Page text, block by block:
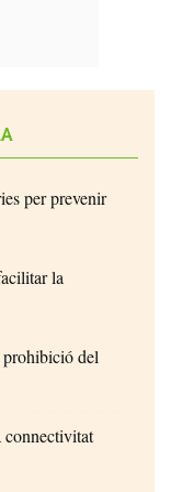
per prevenir
la
del